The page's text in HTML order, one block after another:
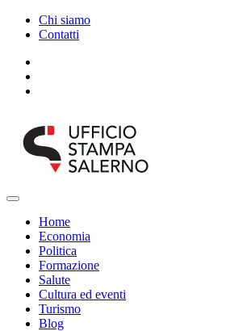
Salta
Chi siamo
Contatti
Ufficio Stampa Salerno
Menu
principaleHome
Economia
Politica
Formazione
Salute
Cultura ed eventi
Turismo
Blog